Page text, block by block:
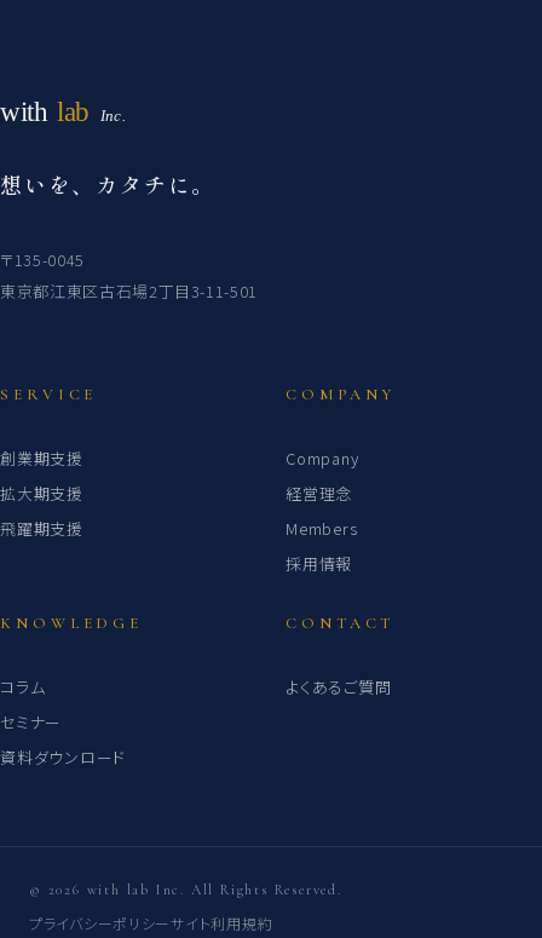
想いを、カタチに。
〒135-0045
東京都江東区古石場2丁目3-11-501
SERVICE
創業期支援
拡大期支援
飛躍期支援
COMPANY
Company
経営理念
Members
採用情報
KNOWLEDGE
コラム
セミナー
資料ダウンロード
CONTACT
よくあるご質問
© 2026 with lab Inc. All Rights Reserved.
プライバシーポリシーサイト利用規約